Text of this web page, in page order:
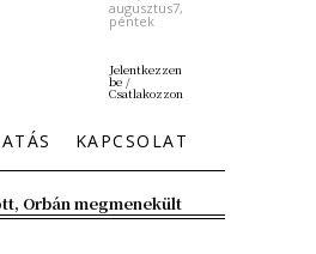
augusztus7,
péntek
Jelentkezzen
be /
Csatlakozzon
KAPCSOLAT
Orbán megmenekült